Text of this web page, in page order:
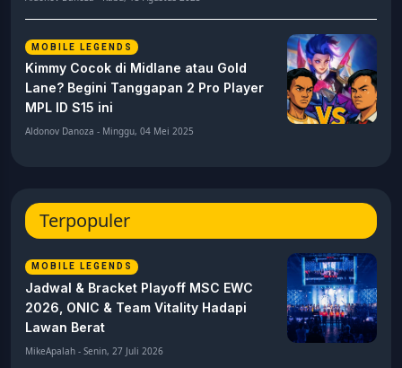
MOBILE LEGENDS
Kimmy Cocok di Midlane atau Gold
Lane? Begini Tanggapan 2 Pro Player
MPL ID S15 ini
Aldonov Danoza - Minggu, 04 Mei 2025
Terpopuler
MOBILE LEGENDS
Jadwal & Bracket Playoff MSC EWC
2026, ONIC & Team Vitality Hadapi
Lawan Berat
MikeApalah - Senin, 27 Juli 2026